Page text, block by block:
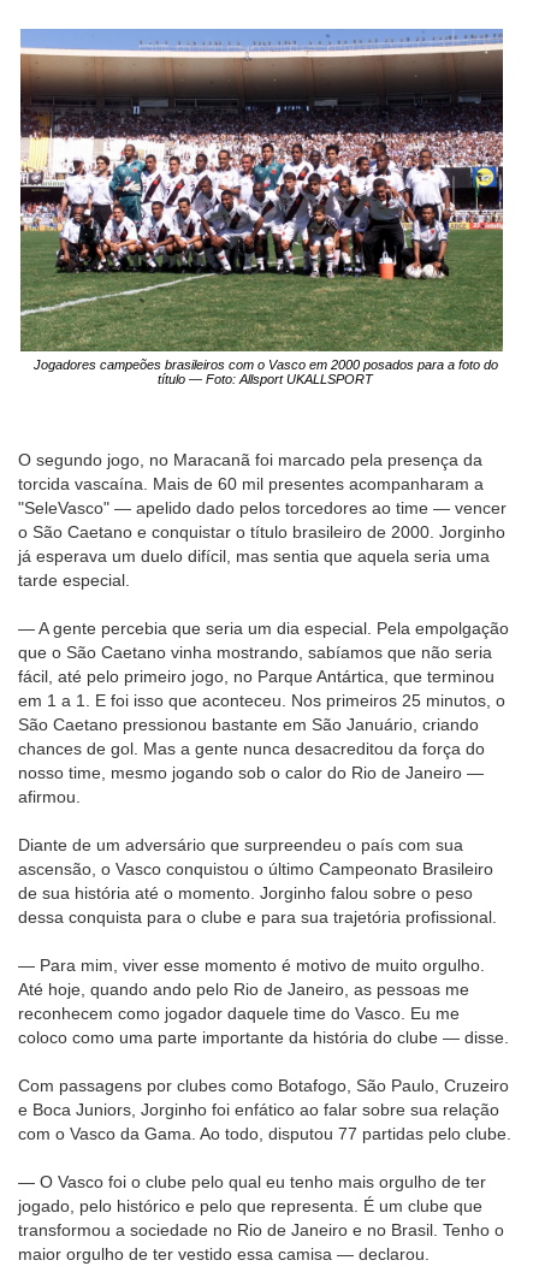
Jogadores campeões brasileiros com o Vasco em 2000 posados para a foto do
título — Foto: Allsport UKALLSPORT
O segundo jogo, no Maracanã foi marcado pela presença da
torcida vascaína. Mais de 60 mil presentes acompanharam a
"SeleVasco" — apelido dado pelos torcedores ao time — vencer
o São Caetano e conquistar o título brasileiro de 2000. Jorginho
já esperava um duelo difícil, mas sentia que aquela seria uma
tarde especial.
— A gente percebia que seria um dia especial. Pela empolgação
que o São Caetano vinha mostrando, sabíamos que não seria
fácil, até pelo primeiro jogo, no Parque Antártica, que terminou
em 1 a 1. E foi isso que aconteceu. Nos primeiros 25 minutos, o
São Caetano pressionou bastante em São Januário, criando
chances de gol. Mas a gente nunca desacreditou da força do
nosso time, mesmo jogando sob o calor do Rio de Janeiro —
afirmou.
Diante de um adversário que surpreendeu o país com sua
ascensão, o Vasco conquistou o último Campeonato Brasileiro
de sua história até o momento. Jorginho falou sobre o peso
dessa conquista para o clube e para sua trajetória profissional.
— Para mim, viver esse momento é motivo de muito orgulho.
Até hoje, quando ando pelo Rio de Janeiro, as pessoas me
reconhecem como jogador daquele time do Vasco. Eu me
coloco como uma parte importante da história do clube — disse.
Com passagens por clubes como Botafogo, São Paulo, Cruzeiro
e Boca Juniors, Jorginho foi enfático ao falar sobre sua relação
com o Vasco da Gama. Ao todo, disputou 77 partidas pelo clube.
— O Vasco foi o clube pelo qual eu tenho mais orgulho de ter
jogado, pelo histórico e pelo que representa. É um clube que
transformou a sociedade no Rio de Janeiro e no Brasil. Tenho o
maior orgulho de ter vestido essa camisa — declarou.